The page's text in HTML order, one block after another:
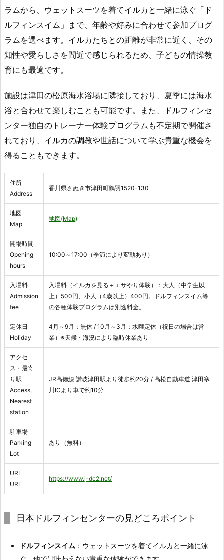
ラムから、ウェットスーツを着てイルカと一緒に泳ぐ「ド
ルフィンスイム」まで、年齢や好みに合わせて参加プログ
ラムを選べます。イルカたちとの距離が非常に近く、その
知性や愛らしさを間近で感じられるため、子どもの情操教
育にも最適です。
施設は津田の松原海水浴場に隣接しており、夏季には海水
浴と合わせて楽しむことも可能です。また、ドルフィンセ
ンター独自のトレーナー体験プログラムも不定期で開催さ
れており、イルカの調教や世話について学ぶ貴重な機会を
得ることもできます。
住所
Address
香川県さぬき市津田町鶴羽1520-130
地図
Map
地図(Map)
開場時間
Opening
hours
10:00～17:00（季節により変動あり）
入場料
Admission
fee
入場料（イルカを見る＋エサやり体験）：大人（中学生以
上）500円、小人（4歳以上）400円。ドルフィンスイム等
の各種体験プログラムは別途料金。
定休日
Holiday
4月～9月：無休 / 10月～3月：水曜定休（祝日の場合は営
業）※天候・海況により臨時休業あり
アクセ
ス・最寄
り駅
Access,
Nearest
station
JR高徳線 讃岐津田駅より徒歩約20分 / 高松自動車道 津田寒
川ICより車で約10分
駐車場
Parking
Lot
あり（無料）
URL
URL
https://www.j-dc2.net/
日本ドルフィンセンターの見どころポイント
ドルフィンスイム ：ウェットスーツを着てイルカと一緒に泳